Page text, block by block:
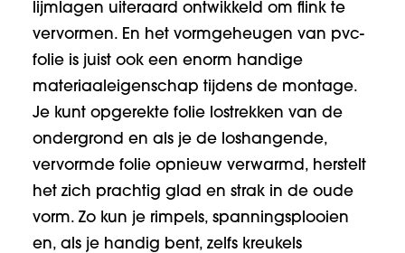
lijmlagen uiteraard ontwikkeld om flink te
vervormen. En het vormgeheugen van pvc-
folie is juist ook een enorm handige
materiaaleigenschap tijdens de montage.
Je kunt opgerekte folie lostrekken van de
ondergrond en als je de loshangende,
vervormde folie opnieuw verwarmd, herstelt
het zich prachtig glad en strak in de oude
vorm. Zo kun je rimpels, spanningsplooien
en, als je handig bent, zelfs kreukels